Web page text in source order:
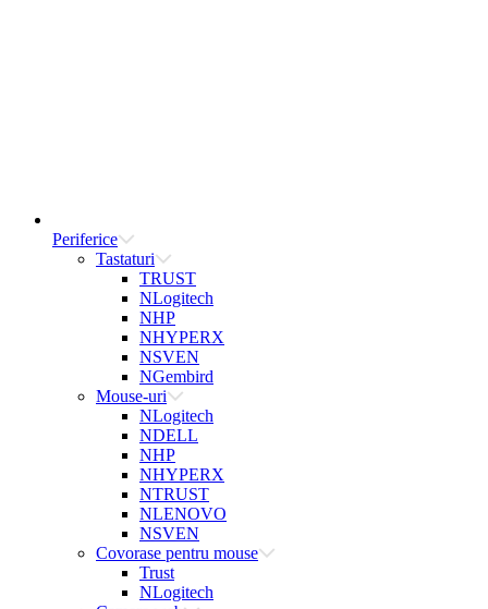
Periferice
Tastaturi
TRUST
NLogitech
NHP
NHYPERX
NSVEN
NGembird
Mouse-uri
NLogitech
NDELL
NHP
NHYPERX
NTRUST
NLENOVO
NSVEN
Covorase pentru mouse
Trust
NLogitech